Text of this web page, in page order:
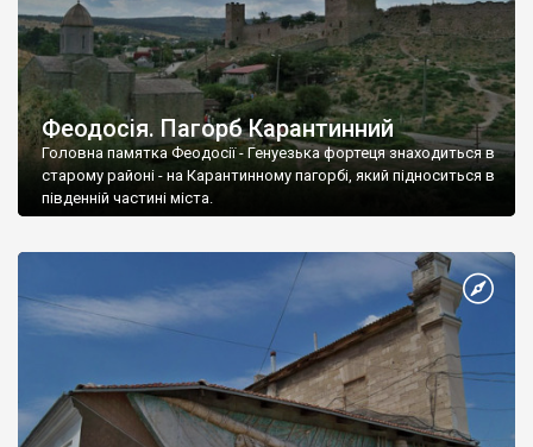
Феодосія. Пагорб Карантинний
Головна памятка Феодосії - Генуезька фортеця знаходиться в
старому районі - на Карантинному пагорбі, який підноситься в
південній частині міста.